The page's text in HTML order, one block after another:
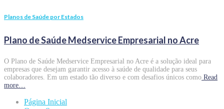
Planos de Saúde por Estados
Plano de Saúde Medservice Empresarial no Acre
O Plano de Saúde Medservice Empresarial no Acre é a solução ideal para
empresas que desejam garantir acesso à saúde de qualidade para seus
colaboradores. Em um estado tão diverso e com desafios únicos como Read
more…
Página Inicial